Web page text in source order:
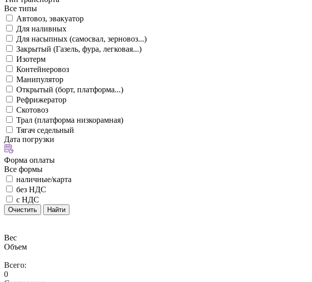
Все типы
Автовоз, эвакуатор
Для наливных
Для насыпных (самосвал, зерновоз...)
Закрытый (Газель, фура, легковая...)
Изотерм
Контейнеровоз
Манипулятор
Открытый (борт, платформа...)
Рефрижератор
Скотовоз
Трал (платформа низкорамная)
Тягач седельный
Дата погрузки
Форма оплаты
Все формы
наличные/карта
без НДС
с НДС
Очистить Найти
Вес
Объем
Всего:
0